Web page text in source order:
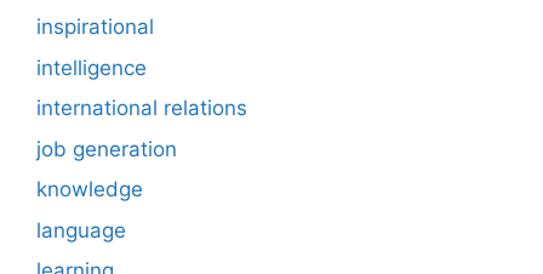
inspirational
intelligence
international relations
job generation
knowledge
language